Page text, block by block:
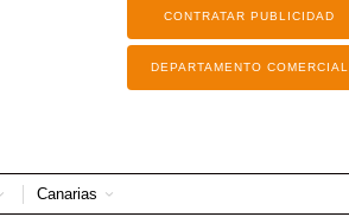
CONTRATAR PUBLICIDAD
DEPARTAMENTO COMERCIAL
Canarias